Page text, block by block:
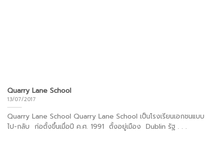
Quarry Lane School
13/07/2017
Quarry Lane School Quarry Lane School เป็นโรงเรียนเอกชนแบบ
ไป-กลับ ก่อตั้งขึ้นเมื่อปี ค.ศ. 1991 ตั้งอยู่เมือง Dublin รัฐ . . .